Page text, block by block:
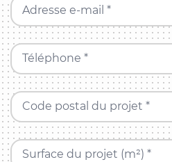
Adresse e-mail *
Téléphone *
Code postal du projet *
Surface du projet (m²) *